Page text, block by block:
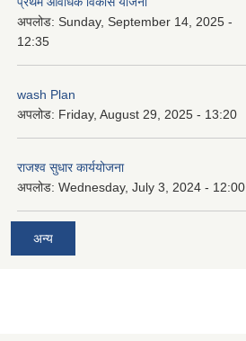
अपलोड: Sunday, September 14, 2025 -
12:35
wash Plan
अपलोड: Friday, August 29, 2025 - 13:20
राजश्व सुधार कार्ययोजना
अपलोड: Wednesday, July 3, 2024 - 12:00
अन्य